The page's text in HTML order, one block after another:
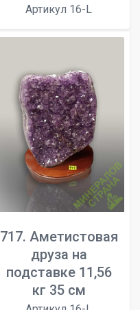
Артикул 16-L
717. Аметистовая
друза на
подставке 11,56
кг 35 см